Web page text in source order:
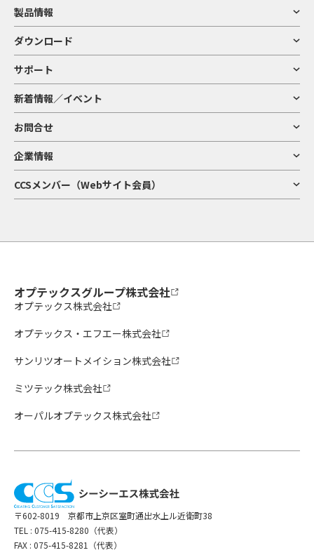
製品情報
ダウンロード
サポート
新着情報／イベント
お問合せ
企業情報
CCSメンバー（Webサイト会員）
オプテックスグループ株式会社
オプテックス株式会社
オプテックス・エフエー株式会社
サンリツオートメイション株式会社
ミツテック株式会社
オーパルオプテックス株式会社
〒602-8019 京都市上京区室町通出水上ル近衛町38
TEL : 075-415-8280（代表）
FAX : 075-415-8281（代表）